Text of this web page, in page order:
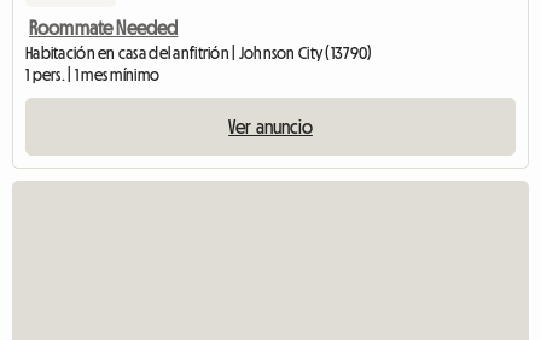
Roommate Needed
Habitación en casa del anfitrión | Johnson City (13790)
1 pers. | 1 mes mínimo
Ver anuncio